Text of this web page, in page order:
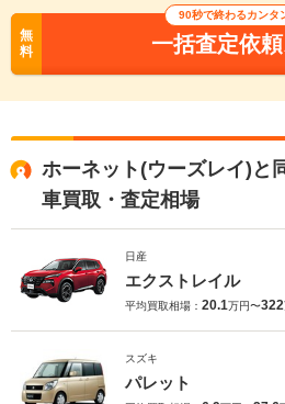
無
料
90秒で終わるカンタ
一括査定依
ホーネット(ウーズレイ)と
車買取・査定相場
日産
エクストレイル
平均買取相場： 20.1万円〜322
スズキ
パレット